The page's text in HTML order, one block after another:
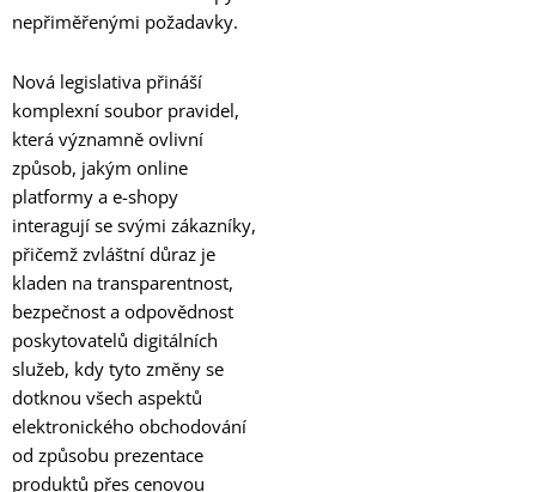
nepřiměřenými požadavky.
Nová legislativa přináší
komplexní soubor pravidel,
která významně ovlivní
způsob, jakým online
platformy a e-shopy
interagují se svými zákazníky,
přičemž zvláštní důraz je
kladen na transparentnost,
bezpečnost a odpovědnost
poskytovatelů digitálních
služeb, kdy tyto změny se
dotknou všech aspektů
elektronického obchodování
od způsobu prezentace
produktů přes cenovou